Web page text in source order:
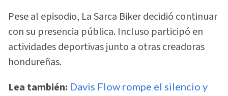
Pese al episodio, La Sarca Biker decidió continuar
con su presencia pública. Incluso participó en
actividades deportivas junto a otras creadoras
hondureñas.
Lea también: Davis Flow rompe el silencio y